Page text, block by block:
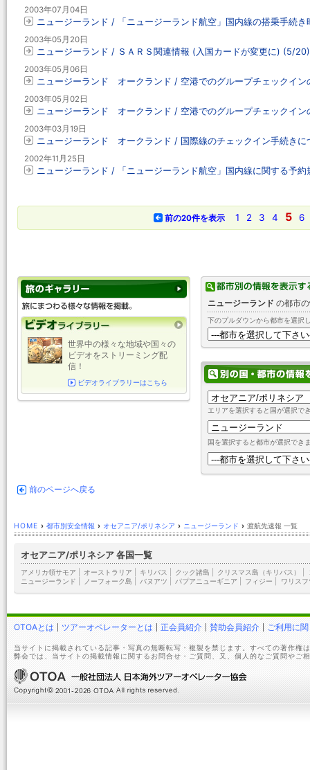
2003年07月04日
ニュージーランド / 「ニュージーランド航空」国内線の搭乗手続き
2003年05月20日
ニュージーランド / ＳＡＲＳ関連情報 (入国カードが変更に) (5/20)
2003年05月06日
ニュージーランド オークランド / 空港でのグループチェックイン
2003年05月02日
ニュージーランド オークランド / 空港でのグループチェックイン
2003年03月19日
ニュージーランド オークランド / 国際線のチェックイン手続きに
2002年11月25日
ニュージーランド / 「ニュージーランド航空」国内線に関する予約
前の20件を表示 1 2 3 4 5 6
ニュージーランド の都市
下のプルダウンから都市を選択
エリアを選択すると国が選択で
国を選択すると都市が選択でき
世界中の様々な地域や国々の
ビデオをストリーミング配
信！
ビデオライブラリーはこちら
前のページへ戻る
HOME › 都市別安全情報 › オセアニア/ポリネシア › ニュージーランド › 渡航先速報 一覧
オセアニア/ポリネシア 各国一覧
アメリカ領サモア オーストラリア キリバス クック諸島 クリスマス島（キリバス）
ニュージーランド
ノーフォーク島 バヌアツ パプアニューギニア フィジー ワリス
OTOAとは ツアーオペレーターとは 正会員紹介 賛助会員紹介 ご利用に
当サイトに掲載されている記事・写真の無断転写・複製を禁じます。すべての著作権
弊会では、当サイトの掲載情報に関するお問合せ・ご質問、又、個人的なご質問やご